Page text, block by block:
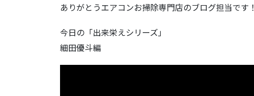
ありがとうエアコンお掃除専門店のブログ担当です！
今日の「出来栄えシリーズ」
細田優斗編